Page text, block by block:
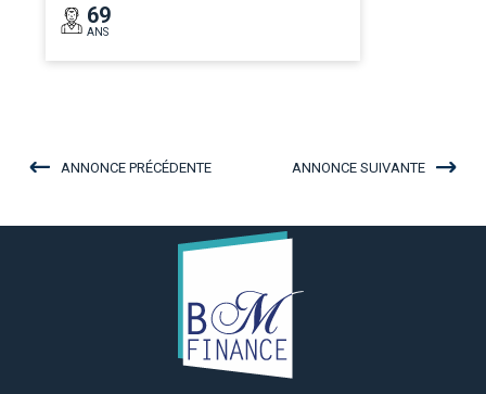
69
ANS
ANNONCE PRÉCÉDENTE ANNONCE SUIVANTE